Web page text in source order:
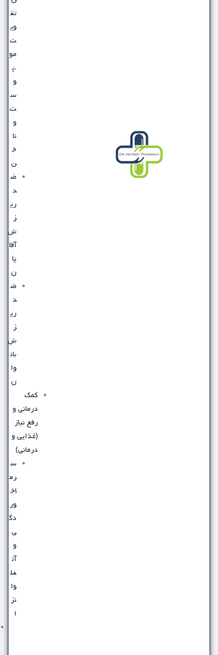
تق
وی
ت
مو
،پ
و
س
ت
و
نا
خ
ن
ض
د
ری
ز
ش
آقا
یا
ن
ض
د
ری
ز
ش
بان
وا
ن
کمک
درمانی و
رفع نیاز
(غذایی و
درمانی)
س
رم
اخ
ور
دگ
ی
و
آن
فل
وا
نز
ا